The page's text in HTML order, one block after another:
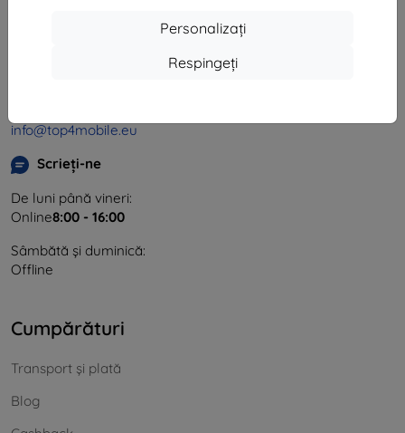
Personalizați
Respingeți
info@top4mobile.eu
Scrieți-ne
De luni până vineri:
Online8:00 - 16:00
Sâmbătă și duminică:
Offline
Cumpărături
Transport și plată
Blog